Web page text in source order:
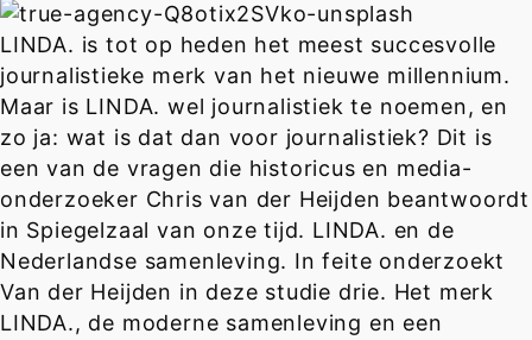
LINDA. is tot op heden het meest succesvolle
journalistieke merk van het nieuwe millennium.
Maar is LINDA. wel journalistiek te noemen, en
zo ja: wat is dat dan voor journalistiek? Dit is
een van de vragen die historicus en media-
onderzoeker Chris van der Heijden beantwoordt
in Spiegelzaal van onze tijd. LINDA. en de
Nederlandse samenleving. In feite onderzoekt
Van der Heijden in deze studie drie. Het merk
LINDA., de moderne samenleving en een